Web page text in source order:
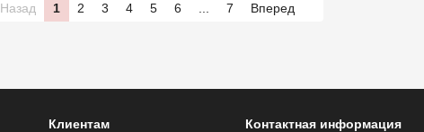
Назад 1 2 3 4 5 6 ... 7 Вперед
Клиентам Контактная информация